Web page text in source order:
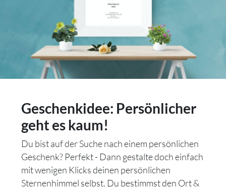
Geschenkidee: Persönlicher
geht es kaum!
Du bist auf der Suche nach einem persönlichen
Geschenk? Perfekt - Dann gestalte doch einfach
mit wenigen Klicks deinen persönlichen
Sternenhimmel selbst. Du bestimmst den Ort &